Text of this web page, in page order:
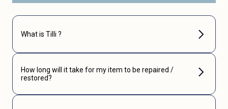
What is Tilli ?
How long will it take for my item to be repaired /
restored?